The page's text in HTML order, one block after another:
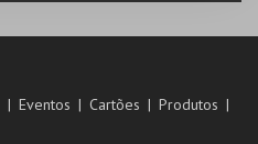
Eventos Cartões
Produtos